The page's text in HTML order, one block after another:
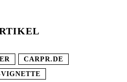
CARPR.DE